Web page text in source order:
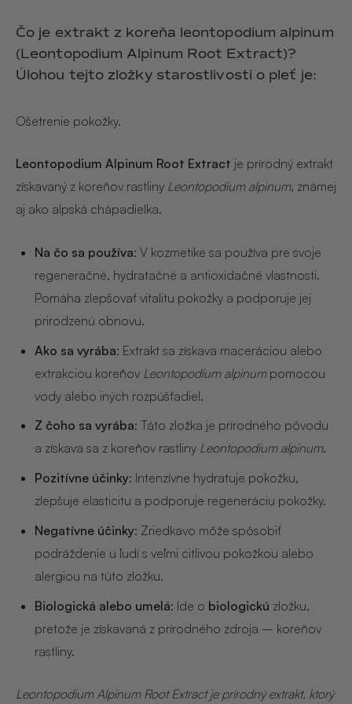
Čo je extrakt z koreňa leontopodium alpinum
(Leontopodium Alpinum Root Extract)?
Úlohou tejto zložky starostlivosti o pleť je:
Ošetrenie pokožky.
Leontopodium Alpinum Root Extract je prírodný extrakt
získavaný z koreňov rastliny Leontopodium alpinum, známej
aj ako alpská chápadielka.
Na čo sa používa: V kozmetike sa používa pre svoje
regeneračné, hydratačné a antioxidačné vlastnosti.
Pomáha zlepšovať vitalitu pokožky a podporuje jej
prirodzenú obnovu.
Ako sa vyrába: Extrakt sa získava maceráciou alebo
extrakciou koreňov Leontopodium alpinumpomocou
vody alebo iných rozpúšťadiel.
Z čoho sa vyrába: Táto zložka je prírodného pôvodu
a získava sa z koreňov rastliny Leontopodium alpinum.
Pozitívne účinky: Intenzívne hydratuje pokožku,
zlepšuje elasticitu a podporuje regeneráciu pokožky.
Negatívne účinky: Zriedkavo môže spôsobiť
podráždenie u ľudí s veľmi citlivou pokožkou alebo
alergiou na túto zložku.
Biologická alebo umelá: Ide o biologickú zložku,
pretože je získavaná z prírodného zdroja – koreňov
rastliny.
Leontopodium Alpinum Root Extract je prírodný extrakt, ktorý
€29,90 €24,90
MUCUMU
€24,90
MUCUMU
MUCUMU
Hair & Body Mist
L´AMOUR
MUCUMU
Hand Cream Serum
Hand Cream Serum
Nail Oil
L'AMOUR
ROUGE
CASHMERE
NOIX
ANGĒLIQUE